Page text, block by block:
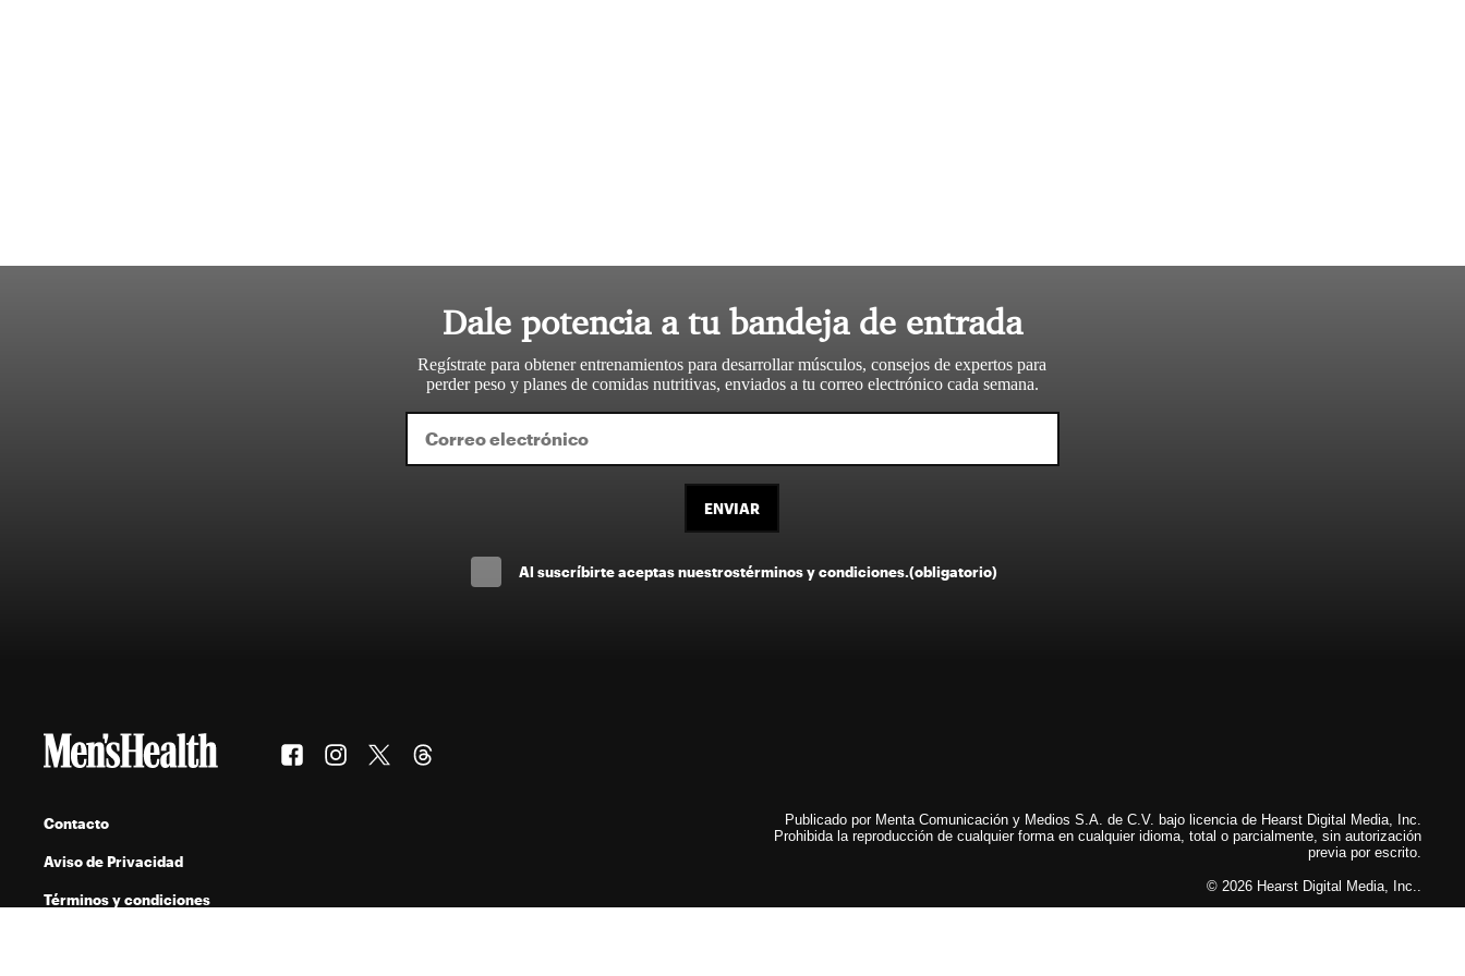
Dale potencia a tu bandeja de entrada
Regístrate para obtener entrenamientos para desarrollar músculos, consejos de expertos para
perder peso y planes de comidas nutritivas, enviados a tu correo electrónico cada semana.
ENVIAR
Al suscríbirte aceptas nuestrostérminos y condiciones.(obligatorio)
Contacto
Aviso de Privacidad
Términos y condiciones
Publicado por Menta Comunicación y Medios S.A. de C.V. bajo licencia de Hearst Digital Media, Inc.
Prohibida la reproducción de cualquier forma en cualquier idioma, total o parcialmente, sin autorización
previa por escrito.
© 2026 Hearst Digital Media, Inc..